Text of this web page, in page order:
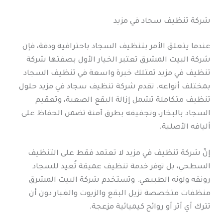
شركة تنظيف سجاد في مزيد
عندما يتعلق الأمر بتنظيف السجاد باحترافية ودقة، فإن
شركة البيت المشرق تعتبر الخيار الأول بصفتها شركة
تنظيف في مزيد تمتلك خبرة واسعة في تنظيف السجاد
بمختلف أنواعه. تقدم شركة تنظيف سجاد في مزيد حلول
تنظيف متكاملة تشمل إزالة البقع الصعبة، وتعقيم
السجاد بالبخار، وتجفيفه بطرق آمنة تضمن الحفاظ على
أليافه الأصلية.
إنّ شركة تنظيف في مزيد لا تعتمد فقط على التنظيف
السطحي، بل توفر خدمة تنظيف عميقة تُعيد للسجاد
رونقه ولونه الطبيعي. وتستخدم شركة البيت المشرق
منظفات متخصصة تزيل البقع والزيوت والغبار دون أن
تترك أي أثر أو روائح كيميائية مزعجة.